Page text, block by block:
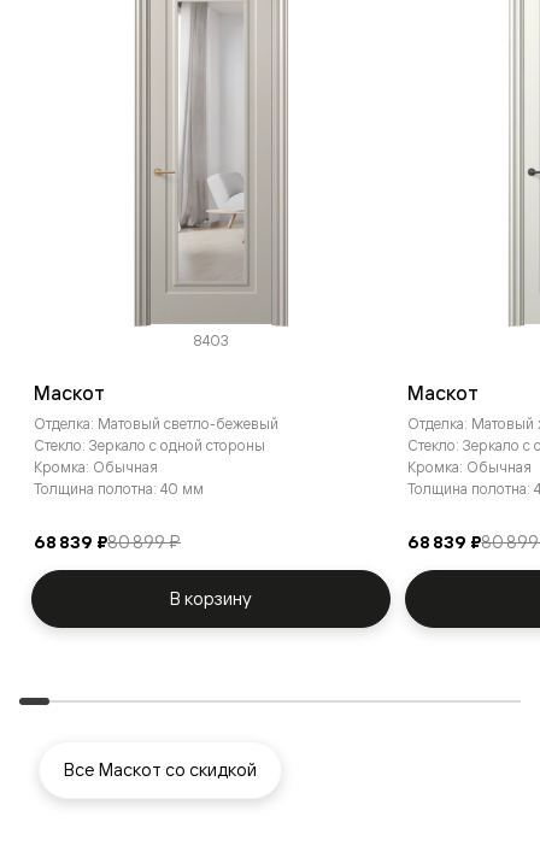
8403
Маскот
Отделка: Матовый светло-бежевый
Стекло: Зеркало с одной стороны
Кромка: Обычная
Толщина полотна: 40 мм
68 839 ₽80 899 ₽
В корзину
Маскот
Отделка:
Стекло: Зеркало с
Кромка: Обычная
Толщина полотна:
68 839 ₽80
Все Маскот со скидкой